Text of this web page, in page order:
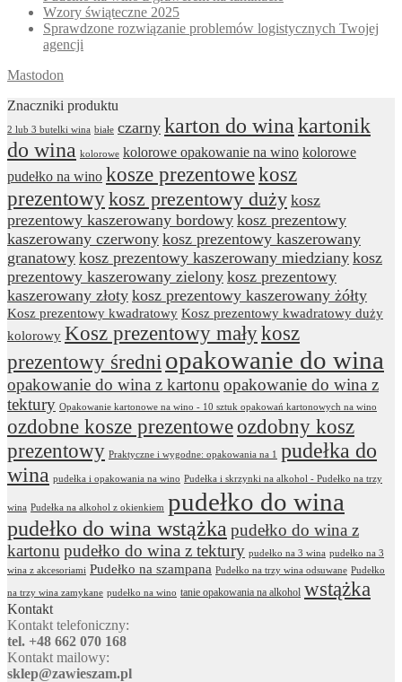
Wzory świąteczne 2025
Sprawdzone rozwiązanie problemów logistycznych Twojej
agencji
Mastodon
Znaczniki produktu
2 lub 3 butelki wina białe czarny karton do wina kartonik
do wina kolorowe kolorowe opakowanie na wino kolorowe
pudełko na wino kosze prezentowekosz
prezentowykosz prezentowy duży kosz
prezentowy kaszerowany bordowy kosz prezentowy
kaszerowany czerwony kosz prezentowy kaszerowany
granatowy kosz prezentowy kaszerowany miedziany kosz
prezentowy kaszerowany zielony kosz prezentowy
kaszerowany złoty kosz prezentowy kaszerowany żółty
Kosz prezentowy kwadratowy Kosz prezentowy kwadratowy duży
kolorowy Kosz prezentowy małykosz
prezentowy średni opakowanie do wina
opakowanie do wina z kartonu opakowanie do wina z
tektury Opakowanie kartonowe na wino - 10 sztuk opakowań kartonowych na wino
ozdobne kosze prezentoweozdobny kosz
prezentowy Praktyczne i wygodne: opakowania na 1
pudełka do
wina pudełka i opakowania na wino Pudełka i skrzynki na alkohol - Pudełko na trzy
wina Pudełka na alkohol z okienkiem pudełko do wina
pudełko do wina wstążka pudełko do wina z
kartonu pudełko do wina z tektury pudełko na 3 wina pudełko na 3
wina z akcesoriami Pudełko na szampana Pudełko na trzy wina odsuwane Pudełko
na trzy wina zamykane pudełko na wino tanie opakowania na alkohol wstążka
Kontakt
Kontakt telefoniczny:
tel. +48 662 070 168
Kontakt mailowy:
sklep@zawieszam.pl